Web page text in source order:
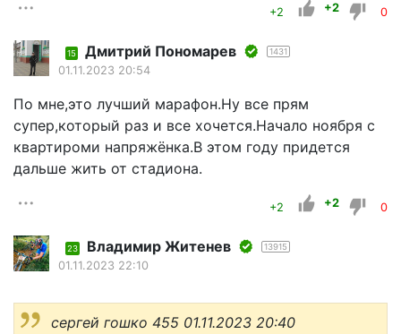
+2 +2 0
15 Дмитрий Пономарев 1431
01.11.2023 20:54
По мне,это лучший марафон.Ну все прям
супер,который раз и все хочется.Начало ноября с
квартироми напряжёнка.В этом году придется
дальше жить от стадиона.
+2 +2 0
23 Владимир Житенев 13915
01.11.2023 22:10
сергей гошко 455 01.11.2023 20:40